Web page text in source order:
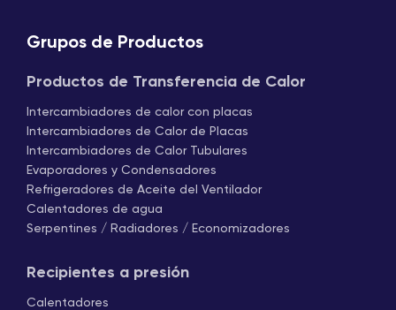
Grupos de Productos
Productos de Transferencia de Calor
Intercambiadores de calor con placas
Intercambiadores de Calor de Placas
Intercambiadores de Calor Tubulares
Evaporadores y Condensadores
Refrigeradores de Aceite del Ventilador
Calentadores de agua
Serpentines / Radiadores / Economizadores
Recipientes a presión
Calentadores